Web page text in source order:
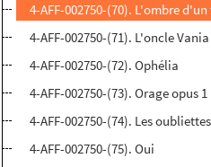
4-AFF-002750-(70). L'ombre
4-AFF-002750-(71). L'oncle Vania
4-AFF-002750-(72). Ophélia
4-AFF-002750-(73). Orage opus 1
4-AFF-002750-(74). Les oubliettes
4-AFF-002750-(75). Oui